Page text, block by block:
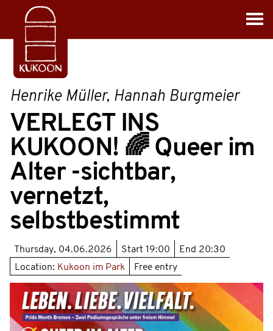
Henrike Müller, Hannah Burgmeier
VERLEGT INS
KUKOON! 🌈 Queer im
Alter -sichtbar,
vernetzt,
selbstbestimmt
Thursday, 04.06.2026 Start 19:00 End 20:30
Location: Kukoon im Park Free entry